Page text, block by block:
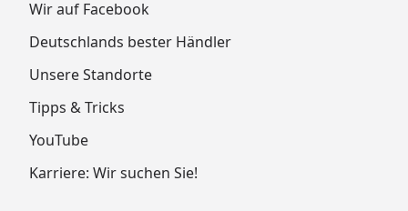
Wir auf Facebook
Deutschlands bester Händler
Unsere Standorte
Tipps & Tricks
YouTube
Karriere: Wir suchen Sie!